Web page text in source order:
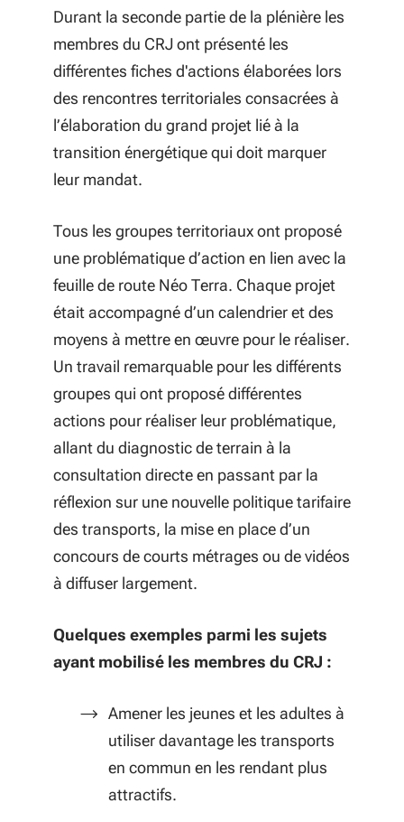
Durant la seconde partie de la plénière les
membres du CRJ ont présenté les
différentes fiches d'actions élaborées lors
des rencontres territoriales consacrées à
l’élaboration du grand projet lié à la
transition énergétique qui doit marquer
leur mandat.
Tous les groupes territoriaux ont proposé
une problématique d’action en lien avec la
feuille de route Néo Terra. Chaque projet
était accompagné d’un calendrier et des
moyens à mettre en œuvre pour le réaliser.
Un travail remarquable pour les différents
groupes qui ont proposé différentes
actions pour réaliser leur problématique,
allant du diagnostic de terrain à la
consultation directe en passant par la
réflexion sur une nouvelle politique tarifaire
des transports, la mise en place d’un
concours de courts métrages ou de vidéos
à diffuser largement.
Quelques exemples parmi les sujets
ayant mobilisé les membres du CRJ :
Amener les jeunes et les adultes à
utiliser davantage les transports
en commun en les rendant plus
attractifs.